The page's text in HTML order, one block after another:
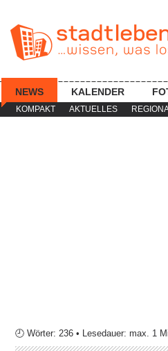
KOMPAKT AKTUELLES
NEWS KALENDER
🕘 Wörter: 236 • Lesedauer: max. 1